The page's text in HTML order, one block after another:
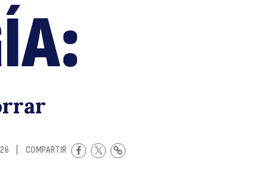
COMPARTIR